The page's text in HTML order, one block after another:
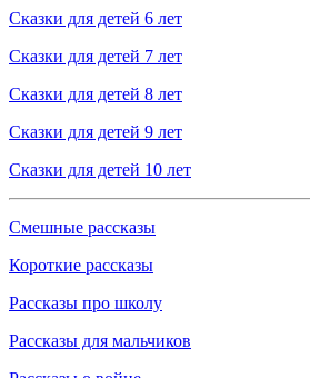
Сказки для детей 6 лет
Сказки для детей 7 лет
Сказки для детей 8 лет
Сказки для детей 9 лет
Сказки для детей 10 лет
Смешные рассказы
Короткие рассказы
Рассказы про школу
Рассказы для мальчиков